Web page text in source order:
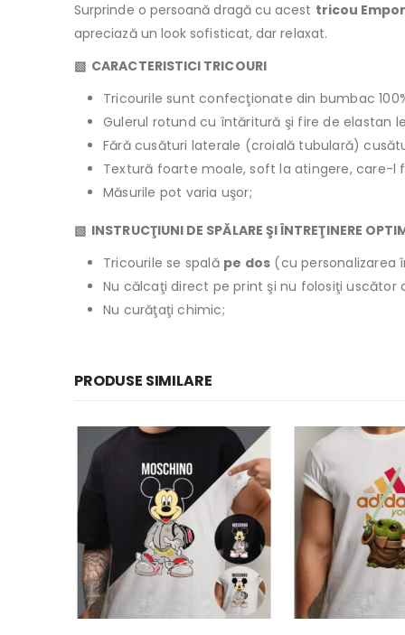
Surprinde o persoană dragă cu acest tricou
apreciază un look sofisticat, dar relaxat.
▧ CARACTERISTICI TRICOURI
Tricourile sunt confecţionate din bumbac
Gulerul rotund cu întăritură şi fire de elastan
Fără cusături laterale (croială tubulară)
Textură foarte moale, soft la atingere, care-
Măsurile pot varia uşor;
▧ INSTRUCŢIUNI DE SPĂLARE ŞI ÎNTREŢINERE
Tricourile se spală pe dos (cu
Nu călcaţi direct pe print şi nu folosiţi uscător
Nu curăţaţi chimic;
PRODUSE SIMILARE